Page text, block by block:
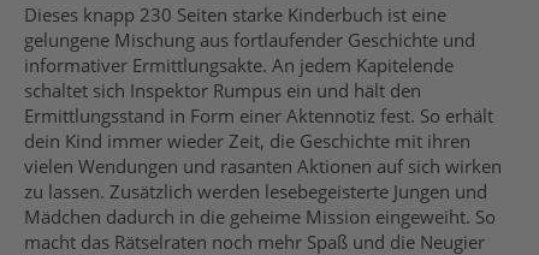
Dieses knapp 230 Seiten starke Kinderbuch ist eine
gelungene Mischung aus fortlaufender Geschichte und
informativer Ermittlungsakte. An jedem Kapitelende
schaltet sich Inspektor Rumpus ein und hält den
Ermittlungsstand in Form einer Aktennotiz fest. So erhält
dein Kind immer wieder Zeit, die Geschichte mit ihren
vielen Wendungen und rasanten Aktionen auf sich wirken
zu lassen. Zusätzlich werden lesebegeisterte Jungen und
Mädchen dadurch in die geheime Mission eingeweiht. So
macht das Rätselraten noch mehr Spaß und die Neugier